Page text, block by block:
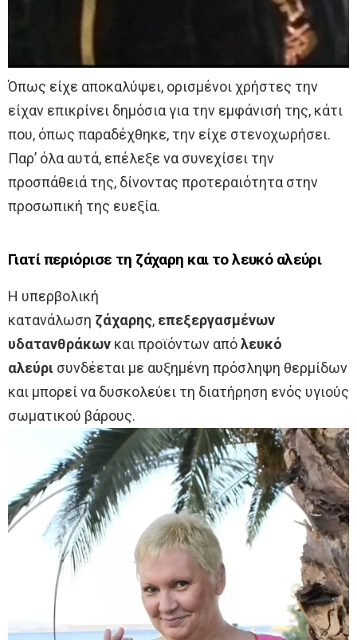
Όπως είχε αποκαλύψει, ορισμένοι χρήστες την
είχαν επικρίνει δημόσια για την εμφάνισή της, κάτι
που, όπως παραδέχθηκε, την είχε στενοχωρήσει.
Παρ’ όλα αυτά, επέλεξε να συνεχίσει την
προσπάθειά της, δίνοντας προτεραιότητα στην
προσωπική της ευεξία.
Γιατί περιόρισε τη ζάχαρη και το λευκό αλεύρι
Η υπερβολική
κατανάλωση ζάχαρης, επεξεργασμένων
υδατανθράκων και προϊόντων απόλευκό
αλεύρι συνδέεται με αυξημένη πρόσληψη θερμίδων
και μπορεί να δυσκολεύει τη διατήρηση ενός υγιούς
σωματικού βάρους.